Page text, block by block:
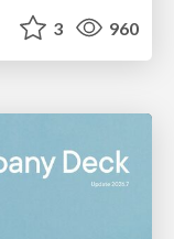
3 960